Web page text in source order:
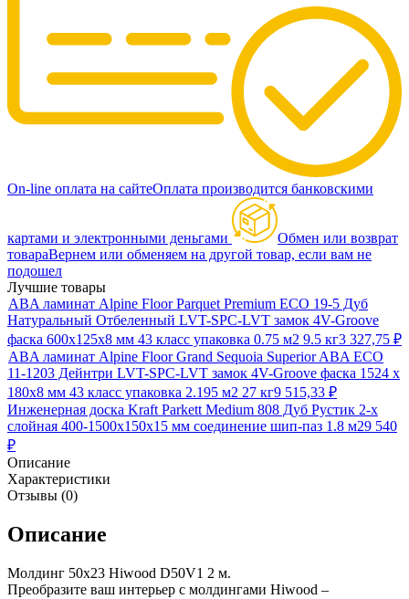
On-line оплата на сайтеОплата производится банковскими
картами и электронными деньгами
Обмен или возврат
товараВернем или обменяем на другой товар, если вам не
подошел
Лучшие товары
ABA ламинат Alpine Floor Parquet Premium ECO 19-5 Дуб
Натуральный Отбеленный LVT-SPC-LVT замок 4V-Groove
фаска 600х125х8 мм 43 класс упаковка 0.75 м2 9.5 кг3 327,75 ₽
ABA ламинат Alpine Floor Grand Sequoia Superior ABA ECO
11-1203 Дейнтри LVT-SPC-LVT замок 4V-Groove фаска 1524 х
180х8 мм 43 класс упаковка 2.195 м2 27 кг9 515,33 ₽
Инженерная доска Kraft Parkett Medium 808 Дуб Рустик 2-х
слойная 400-1500х150х15 мм соединение шип-паз 1.8 м29 540
₽
Описание
Характеристики
Отзывы (0)
Описание
Молдинг 50х23 Hiwood D50V1 2 м.
Преобразите ваш интерьер с молдингами Hiwood –